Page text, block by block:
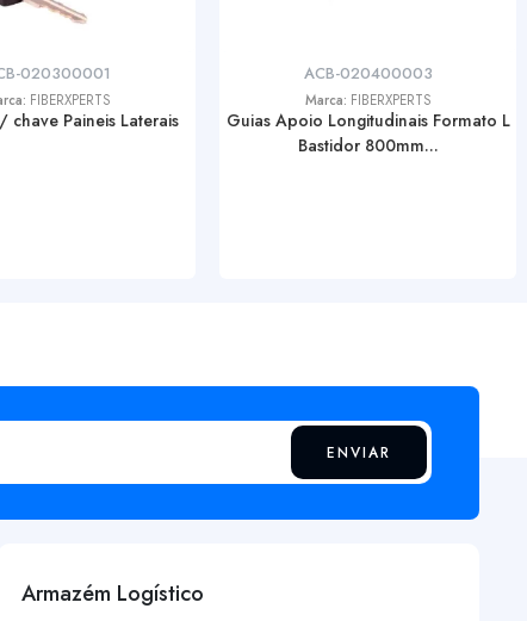
020300001
FIBERXPERTS
chave Paineis Laterais
ACB-020400003
Marca: FIBERXPERTS
Guias Apoio Longitudinais Formato L
Bastidor 800mm...
ENVIAR
Armazém Logístico